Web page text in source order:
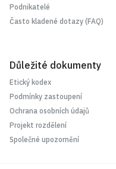
Podnikatelé
Často kladené dotazy (FAQ)
Důležité dokumenty
Etický kodex
Podmínky zastoupení
Ochrana osobních údajů
Projekt rozdělení
Společné upozornění